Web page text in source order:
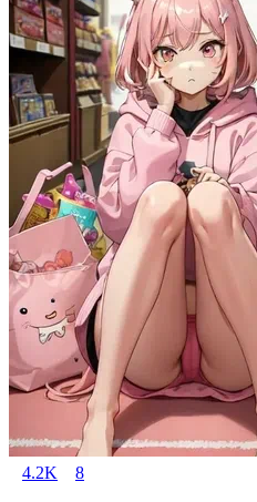
4.2K 8